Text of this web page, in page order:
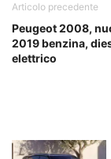
Articolo precedente
Peugeot 2008,
2019 benzina,
elettrico